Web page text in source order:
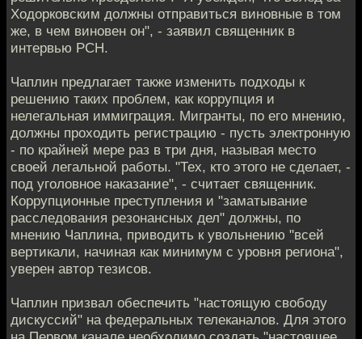
Ходорковским должны отправиться виновные в том
же, в чем виновен он", - заявил священник в
интервью РСН.
Чаплин предлагает также изменить подходы к
решению таких проблем, как коррупция и
нелегальная иммиграция. Мигранты, по его мнению,
должны проходить регистрацию - пусть электронную
- по крайней мере раз в три дня, называя место
своей легальной работы. "Тех, кто этого не сделает, -
под уголовное наказание", - считает священник.
Коррупционные преступления и "заматывание
расследования резонансных дел" должны, по
мнению Чаплина, приводить к увольнению "всей
вертикали, начиная как минимум с уровня региона",
уверен автор тезисов.
Чаплин призвал обеспечить "настоящую свободу
дискуссий" на федеральных телеканалов. Для этого